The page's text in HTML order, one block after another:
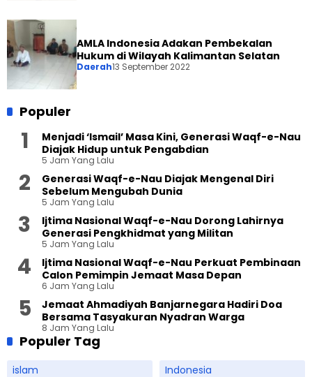
AMLA Indonesia Adakan Pembekalan
Hukum di Wilayah Kalimantan Selatan
Daerah13 September 2022
Populer
Menjadi ‘Ismail’ Masa Kini, Generasi Waqf-e-Nau
Diajak Hidup untuk Pengabdian
5 Jam Yang Lalu
Generasi Waqf-e-Nau Diajak Mengenal Diri
Sebelum Mengubah Dunia
5 Jam Yang Lalu
Ijtima Nasional Waqf-e-Nau Dorong Lahirnya
Generasi Pengkhidmat yang Militan
5 Jam Yang Lalu
Ijtima Nasional Waqf-e-Nau Perkuat Pembinaan
Calon Pemimpin Jemaat Masa Depan
6 Jam Yang Lalu
Jemaat Ahmadiyah Banjarnegara Hadiri Doa
Bersama Tasyakuran Nyadran Warga
8 Jam Yang Lalu
Populer Tag
islam
Indonesia